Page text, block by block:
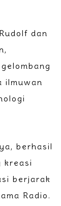
dan
ilmuwan
berhasil
kreasi
berjarak
Radio.